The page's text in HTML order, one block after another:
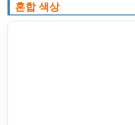
혼합 색상